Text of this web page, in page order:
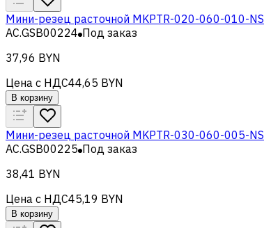
Мини-резец расточной MKPTR-020-060-010-NS
AC.GSB00224 Под заказ
37,96 BYN
Цена с НДС44,65 BYN
В корзину
Мини-резец расточной MKPTR-030-060-005-NS
AC.GSB00225 Под заказ
38,41 BYN
Цена с НДС45,19 BYN
В корзину